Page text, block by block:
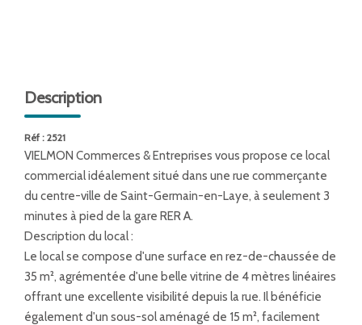
Description
Réf : 2521
VIELMON Commerces & Entreprises vous propose ce local
commercial idéalement situé dans une rue commerçante
du centre-ville de Saint-Germain-en-Laye, à seulement 3
minutes à pied de la gare RER A.
Description du local :
Le local se compose d'une surface en rez-de-chaussée de
35 m², agrémentée d'une belle vitrine de 4 mètres linéaires
offrant une excellente visibilité depuis la rue. Il bénéficie
également d'un sous-sol aménagé de 15 m², facilement